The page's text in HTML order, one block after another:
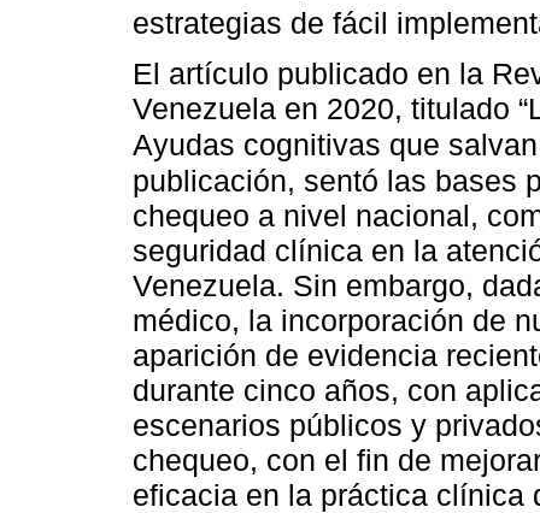
estrategias de fácil
El artículo publicado en la
Venezuela en 2020, titulado
Ayudas cognitivas que
publicación, sentó las bases
chequeo a nivel nacional,
seguridad clínica en la
Venezuela. Sin embargo,
médico, la incorporación de
aparición de evidencia
durante cinco años, con
escenarios públicos y
chequeo, con el fin de
eficacia en la práctica clínica